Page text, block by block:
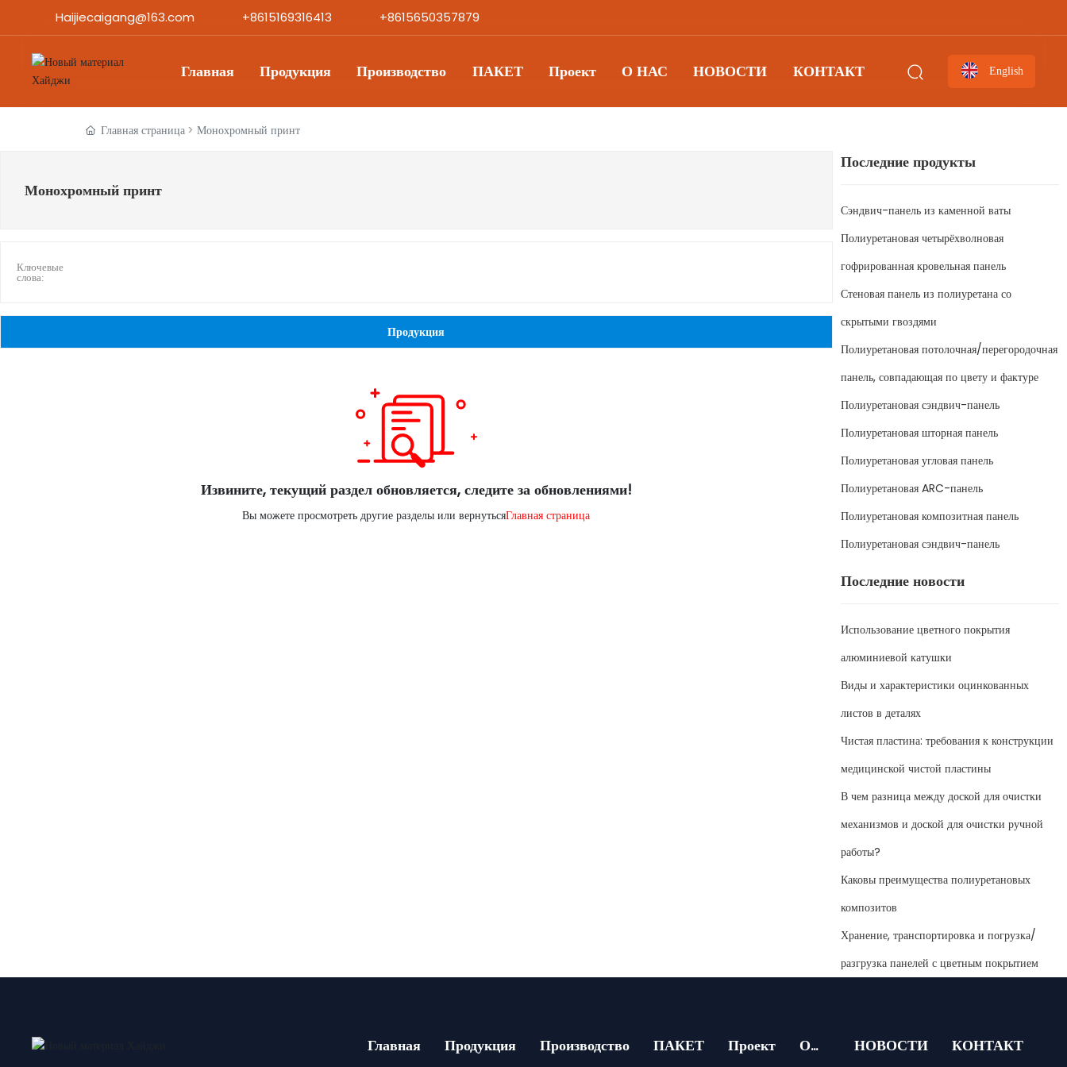
Haijiecaigang@163.com +8615169316413 +8615650357879
Главная Продукция Производство ПАКЕТ Проект О НАС НОВОСТИ КОНТАКТ English
Главная страница Монохромный принт
Монохромный принт
Ключевые
слова:
Продукция
Извините, текущий раздел обновляется, следите за обновлениями!
Вы можете просмотреть другие разделы или вернутьсяГлавная страница
Последние продукты
Сэндвич-панель из каменной ваты
Полиуретановая четырёхволновая
гофрированная кровельная панель
Стеновая панель из полиуретана со
скрытыми гвоздями
Полиуретановая потолочная/перегородочная
панель, совпадающая по цвету и фактуре
Полиуретановая сэндвич-панель
Полиуретановая шторная панель
Полиуретановая угловая панель
Полиуретановая ARC-панель
Полиуретановая композитная панель
Полиуретановая сэндвич-панель
Последние новости
Использование цветного покрытия
алюминиевой катушки
Виды и характеристики оцинкованных
листов в деталях
Чистая пластина: требования к конструкции
медицинской чистой пластины
В чем разница между доской для очистки
механизмов и доской для очистки ручной
работы?
Каковы преимущества полиуретановых
композитов
Хранение, транспортировка и погрузка/
разгрузка панелей с цветным покрытием
Главная Продукция Производство ПАКЕТ Проект О НОВОСТИ КОНТАКТ